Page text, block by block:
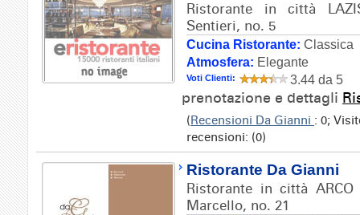
Ristorante in città
Sentieri, no. 5
Cucina Ristorante: Classica
Atmosfera: Elegante
Voti Clienti: 3.44 da 5
prenotazione e dettagli
(Recensioni Da Gianni : 0;
recensioni: (0)
Ristorante Da Gianni
Ristorante in città
Marcello, no. 21